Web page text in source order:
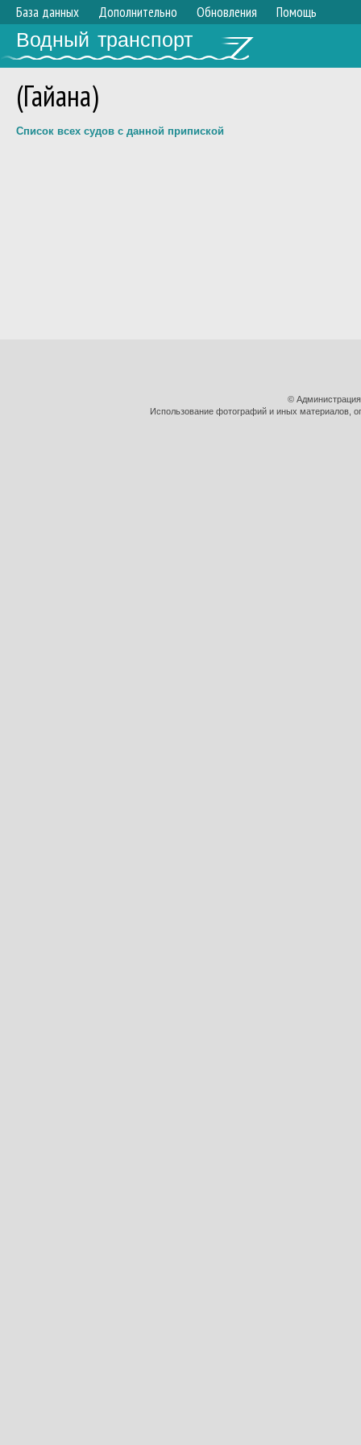
База данных Дополнительно Обновления Помощь
Водный транспорт
(Гайана)
Список всех судов с данной припиской
©
Использование фотографий и иных материалов,